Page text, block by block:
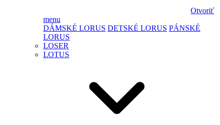
Otvoriť
menu
DÁMSKÉ LORUS DETSKÉ LORUS PÁNSKÉ
LORUS
LOSER
LOTUS